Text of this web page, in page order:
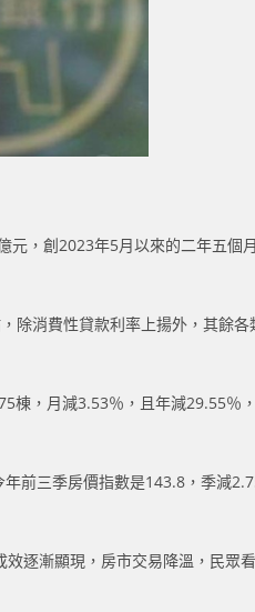
，創2023年5月以來的二年五個
除消費性貸款利率上揚外，其餘
棟，月減3.53％，且年減29.55％
前三季房價指數是143.8，季減
逐漸顯現，房市交易降溫，民眾